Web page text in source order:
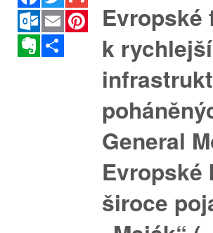
Outlook.com
Email
Pinterest
Evernote
Evropské
k
General
Evropské
široce